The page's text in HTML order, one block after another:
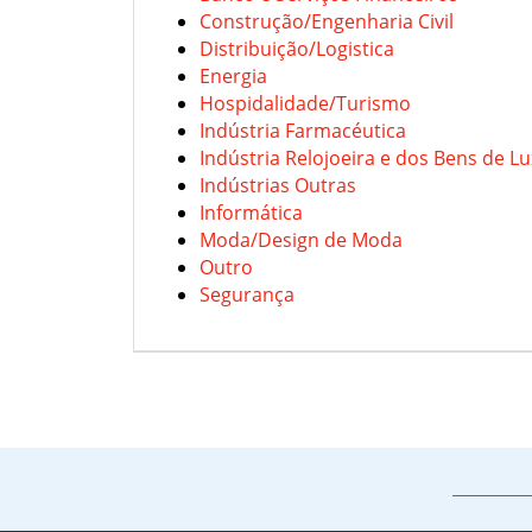
Construção/Engenharia Civil
Distribuição/Logistica
Energia
Hospidalidade/Turismo
Indústria Farmacéutica
Indústria Relojoeira e dos Bens de
Indústrias Outras
Informática
Moda/Design de Moda
Outro
Segurança